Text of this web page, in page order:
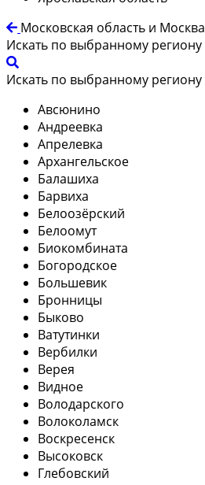
Московская область и Москва
Искать по выбранному региону
Искать по выбранному региону
Авсюнино
Андреевка
Апрелевка
Архангельское
Балашиха
Барвиха
Белоозёрский
Белоомут
Биокомбината
Богородское
Большевик
Бронницы
Быково
Ватутинки
Вербилки
Верея
Видное
Володарского
Волоколамск
Воскресенск
Высоковск
Глебовский